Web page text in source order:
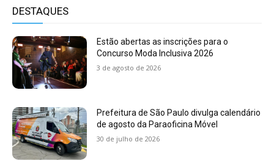
DESTAQUES
Estão abertas as inscrições para o
Concurso Moda Inclusiva 2026
3 de agosto de 2026
Prefeitura de São Paulo divulga calendário
de agosto da Paraoficina Móvel
30 de julho de 2026